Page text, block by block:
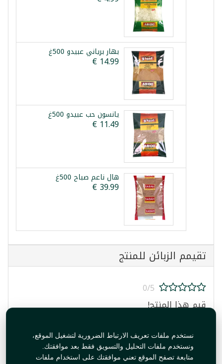
نستخدم ملفات تعريف الارتباط الضرورية لتشغيل الموقع،
ونستخدم ملفات التحليل والتسويق فقط بعد موافقتك.
متابعة تصفح الموقع تعني موافقتك على استخدام ملفات
بهار برياني عبيدو 500غ
يانسون حب عبيدو 500غ
هال ناعم صباح 500غ
تقيمم الزبائن للمنتج
0/5
قيم هذا المنتج!